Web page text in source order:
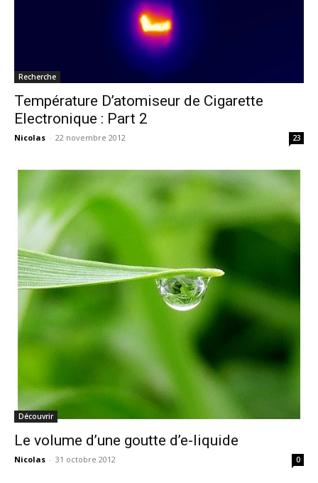
Recherche
Température D’atomiseur de Cigarette
Electronique : Part 2
Nicolas - 22 novembre 2012 23
Découvrir
Le volume d’une goutte d’e-liquide
Nicolas - 31 octobre 2012 0